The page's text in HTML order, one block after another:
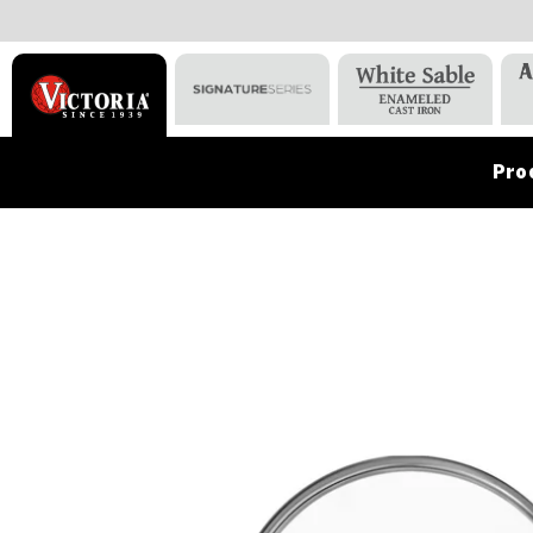
VICTORIA